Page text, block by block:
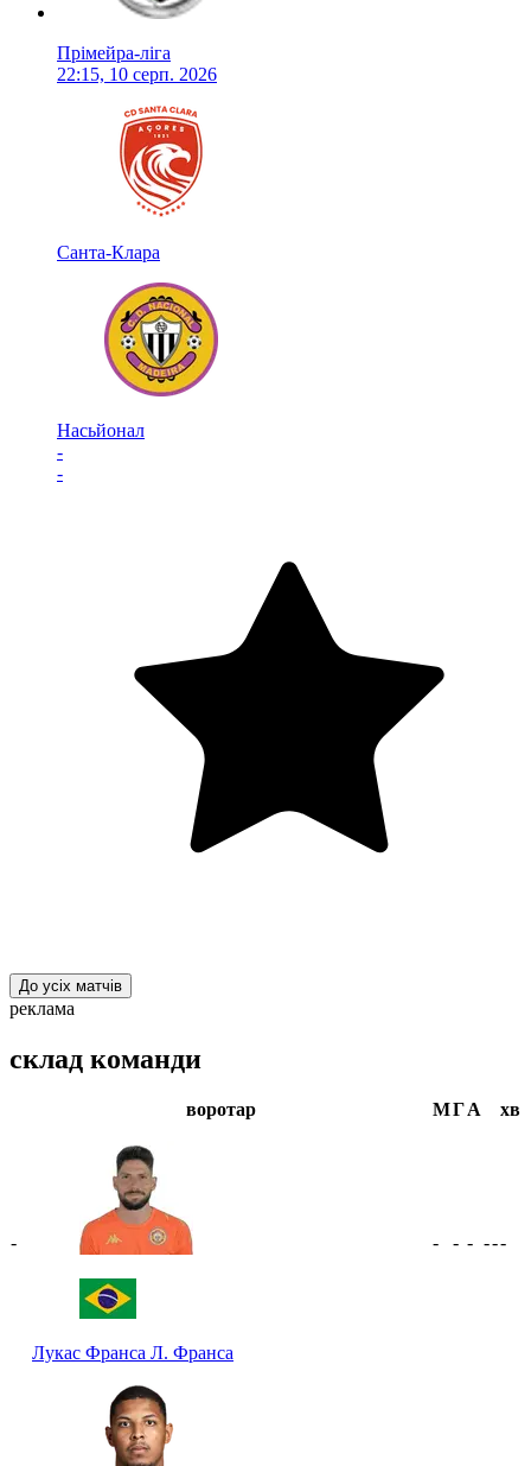
Прімейра-ліга
22:15, 10 серп. 2026
Санта-Клара
Насьйонал
-
-
До усіх матчів
реклама
склад команди
воротар МГА хв
-
Лукас Франса Л. Франса
- - - ---